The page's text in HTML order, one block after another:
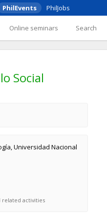
PhilEvents PhilJobs
Online seminars Search
Social
Universidad Nacional
related activities